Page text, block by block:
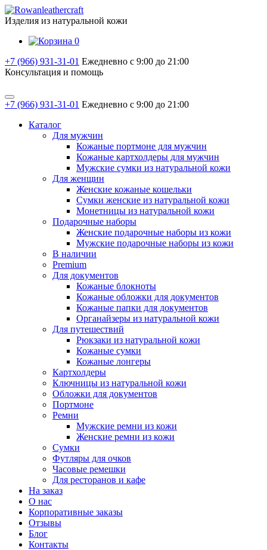
Изделия из натуральной кожи
0
+7 (966) 931-31-01 Ежедневно с 9:00 до 21:00
Консультация и помощь
+7 (966) 931-31-01 Ежедневно с 9:00 до 21:00
Каталог
Для мужчин
Кожаные портмоне для мужчин
Кожаные картхолдеры для мужчин
Мужские сумки из натуральной кожи
Для женщин
Женские кожаные кошельки
Сумки женские из натуральной кожи
Монетницы из натуральной кожи
Подарочные наборы
Женские подарочные наборы из кожи
Мужские подарочные наборы из кожи
В наличии
Premium
Для документов
Кожаные блокноты
Кожаные обложки для документов
Кожаные папки для документов
Органайзеры из натуральной кожи
Для путешествий
Рюкзаки из натуральной кожи
Кожаные сумки
Кожаные лонгеры
Картхолдеры
Ключницы из натуральной кожи
Обложки для документов
Портмоне
Ремни
Мужские ремни из кожи
Женские ремни из кожи
Сумки
Футляры для очков
Часовые ремешки
Для ресторанов и кафе
На заказ
О нас
Корпоративные заказы
Отзывы
Блог
Контакты